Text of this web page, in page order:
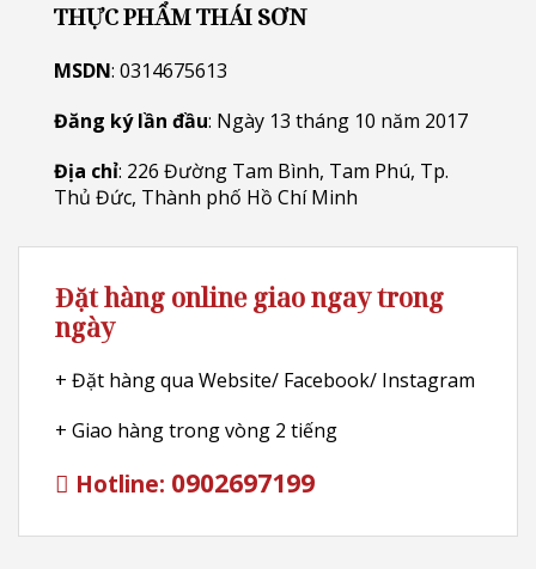
THỰC PHẨM THÁI SƠN
MSDN: 0314675613
Đăng ký lần đầu: Ngày 13 tháng 10 năm 2017
Địa chỉ: 226 Đường Tam Bình, Tam Phú, Tp.
Thủ Đức, Thành phố Hồ Chí Minh
Đặt hàng online giao ngay trong
ngày
+ Đặt hàng qua Website/ Facebook/ Instagram
+ Giao hàng trong vòng 2 tiếng
Hotline: 0902697199